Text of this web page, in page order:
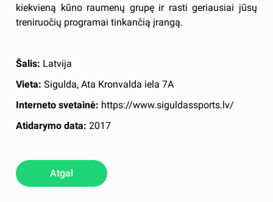
kiekvieną kūno raumenų grupę ir rasti geriausiai jūsų
treniruočių programai tinkančią įrangą.
Šalis: Latvija
Vieta: Sigulda, Ata Kronvalda iela 7A
Interneto svetainė: https://www.siguldassports.lv/
Atidarymo data:2017
Atgal